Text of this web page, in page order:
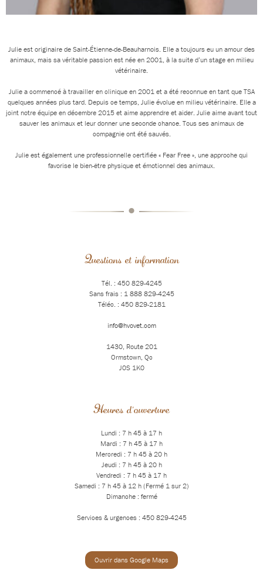
Julie est originaire de Saint-Étienne-de-Beauharnois. Elle a toujours eu un amour des
animaux, mais sa véritable passion est née en 2001, à la suite d’un stage en milieu
vétérinaire.
Julie a commencé à travailler en clinique en 2001 et a été reconnue en tant que TSA
quelques années plus tard. Depuis ce temps, Julie évolue en milieu vétérinaire. Elle a
joint notre équipe en décembre 2015 et aime apprendre et aider. Julie aime avant tout
sauver les animaux et leur donner une seconde chance. Tous ses animaux de
compagnie ont été sauvés.
Julie est également une professionnelle certifiée « Fear Free », une approche qui
favorise le bien-être physique et émotionnel des animaux.
•
Questions et information
Tél. : 450 829-4245
Sans frais : 1 888 829-4245
Téléc. : 450 829-2181
info@hvovet.com
1430, Route 201
Ormstown, Qc
J0S 1K0
Heures d'ouverture
Lundi : 7 h 45 à 17 h
Mardi : 7 h 45 à 17 h
Mercredi : 7 h 45 à 20 h
Jeudi : 7 h 45 à 20 h
Vendredi : 7 h 45 à 17 h
Samedi : 7 h 45 à 12 h (Fermé 1 sur 2)
Dimanche : fermé
Services & urgences : 450 829-4245
Ouvrir dans Google Maps